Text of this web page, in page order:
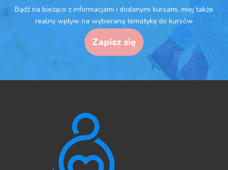
Bądź na bieżąco z informacjami i dodanymi kursami, miej także
realny wpływ na wybieraną tematykę do kursów
Zapisz się